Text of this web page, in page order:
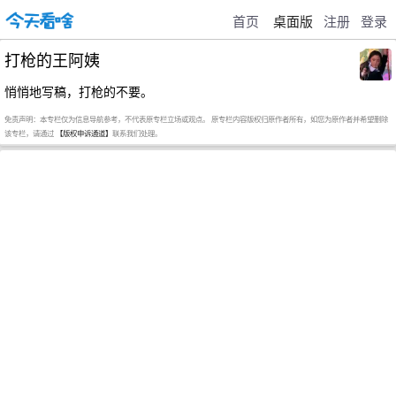
首页 桌面版 注册 登录
打枪的王阿姨
悄悄地写稿，打枪的不要。
免责声明：本专栏仅为信息导航参考，不代表原专栏立场或观点。 原专栏内容版权归原作者所有，如您为原作者并希望删除
该专栏，请通过 【版权申诉通道】 联系我们处理。